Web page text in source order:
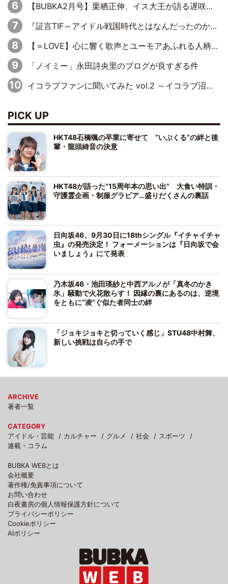
【BUBKA2月号】栗栖正伸、イス大王が語る遅咲きヒールとしての苦節50年
『証言TIF～アイドル戦国時代とはなんだったのか～』第8回：Negicco・Nao☆×Megu×Kaede「東京からオファーが来たのと、梨の皮剥きとどっちが大事なんだって」
【＝LOVE】心に響く歌声とユーモアあふれる人柄でファンに笑顔と元気を届けてくれる諸橋沙夏さんの魅力～Your Voice Is For Us～
「ノイミー」永田詩央里のブログが良すぎる件
イコラブファンに聞いてみた vol.2 ～イコラブ沼ならぬ衣織沼なサイトを開発されたきっかけは…？～
PICK UP
HKT48石橋颯の卒業に寄せて “いぶくる”の絆と後
輩・龍頭綺音の決意
HKT48が語った“15周年本の思い出” 大食い特訓・
守護霊企画・制服グラビア…盛りだくさんの裏話
日向坂46、9月30日に18thシングル『イチャイチャ
虫』の発売決定！ フォーメーションは『日向坂で会
いましょう』にて発表
乃木坂46・池田瑛紗と中西アルノが「真冬のかき
氷」騒動で火花散らす！ 因縁の裏にあるのは、逆境
をともに“凌”ぐ似た者同士の絆
「ジョキジョキと切っていく感じ」STU48中村舞、
新しい挑戦は自らの手で
ARCHIVE
著者一覧
CATEGORY
アイドル・芸能
カルチャー グルメ 社会
スポーツ
連載・コラム
BUBKA WEBとは
会社概要
著作権/免責事項について
お問い合わせ
白夜書房の個人情報保護方針について
プライバシーポリシー
Cookieポリシー
AIポリシー